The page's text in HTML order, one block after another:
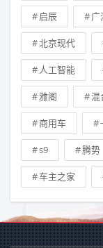
启辰 广
北京现代
人工智能
雅阁 混
商用车
s9 腾势
车主之家